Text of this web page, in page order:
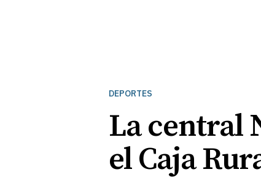
DEPORTES
La central
el Caja